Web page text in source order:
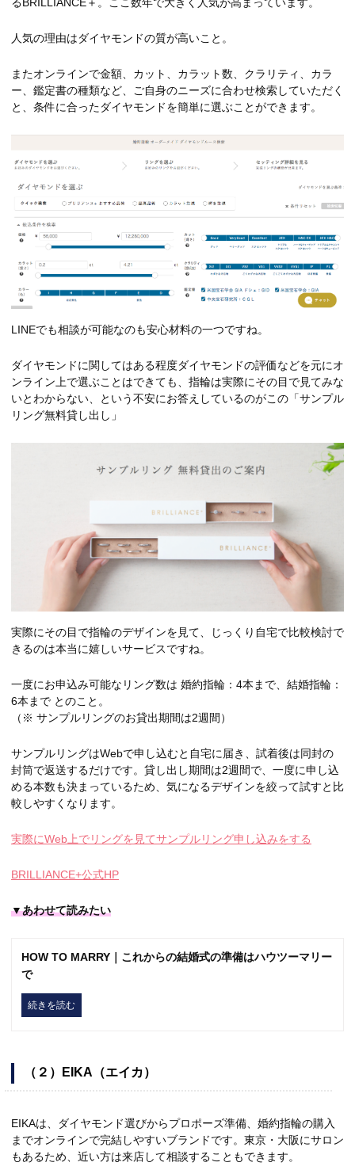
人気の理由はダイヤモンドの質が高いこと。
またオンラインで金額、カット、カラット数、クラリティ、カラ
ー、鑑定書の種類など、ご自身のニーズに合わせ検索していただく
と、条件に合ったダイヤモンドを簡単に選ぶことができます。
LINEでも相談が可能なのも安心材料の一つですね。
ダイヤモンドに関してはある程度ダイヤモンドの評価などを元にオ
ンライン上で選ぶことはできても、指輪は実際にその目で見てみな
いとわからない、という不安にお答えしているのがこの「サンプル
リング無料貸し出し」
実際にその目で指輪のデザインを見て、じっくり自宅で比較検討で
きるのは本当に嬉しいサービスですね。
一度にお申込み可能なリング数は 婚約指輪：4本まで、結婚指輪：
6本まで とのこと。
（※ サンプルリングのお貸出期間は2週間）
サンプルリングはWebで申し込むと自宅に届き、試着後は同封の
封筒で返送するだけです。貸し出し期間は2週間で、一度に申し込
める本数も決まっているため、気になるデザインを絞って試すと比
較しやすくなります。
実際にWeb上でリングを見てサンプルリング申し込みをする
BRILLIANCE+公式HP
▼あわせて読みたい
HOW TO MARRY｜これからの結婚式の準備はハウツーマリー
で
続きを読む
（２）EIKA（エイカ）
EIKAは、ダイヤモンド選びからプロポーズ準備、婚約指輪の購入
までオンラインで完結しやすいブランドです。東京・大阪にサロン
もあるため、近い方は来店して相談することもできます。